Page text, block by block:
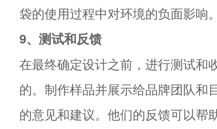
袋的使用过程中对环境的负面影响
9、测试和反馈
在最终确定设计之前，进行测试和
的。制作样品并展示给品牌团队和
的意见和建议。他们的反馈可以帮